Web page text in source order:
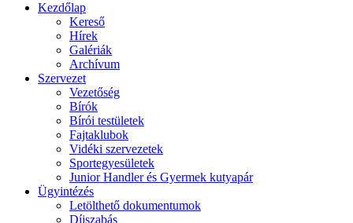
Kezdőlap
Kereső
Hírek
Galériák
Archívum
Szervezet
Vezetőség
Bírók
Bírói testületek
Fajtaklubok
Vidéki szervezetek
Sportegyesületek
Junior Handler és Gyermek kutyapár
Ügyintézés
Letölthető dokumentumok
Díjszabás